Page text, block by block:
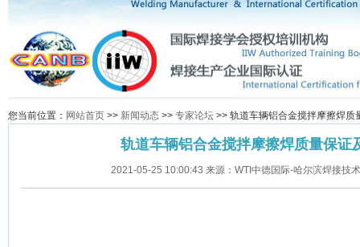
您当前位置： 网站首页 >> 新闻动态 >> 专家论坛 >> 轨道车辆铝合金搅拌摩擦焊质
轨道车辆铝合金搅拌摩擦焊质量保证
2021-05-25 10:00:43 来源：WTI中德国际-哈尔滨焊接技